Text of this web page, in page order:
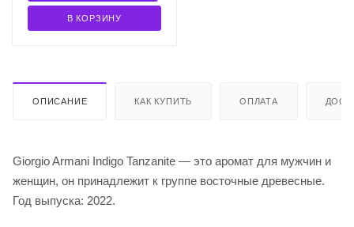
В КОРЗИНУ
ОПИСАНИЕ КАК КУПИТЬ ОПЛАТА
Giorgio Armani Indigo Tanzanite — это аромат для мужчин и
женщин, он принадлежит к группе восточные древесные.
Год выпуска: 2022.